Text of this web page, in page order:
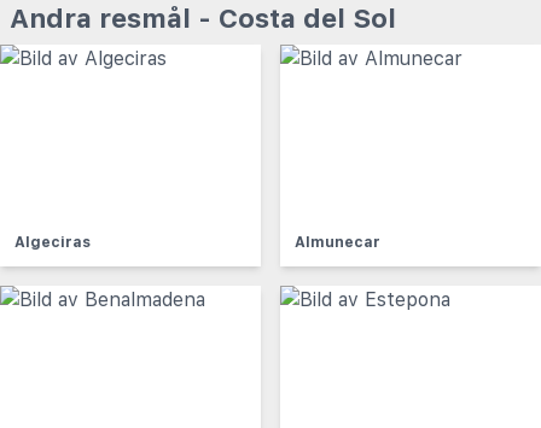
Andra resmål - Costa del Sol
Algeciras Almunecar